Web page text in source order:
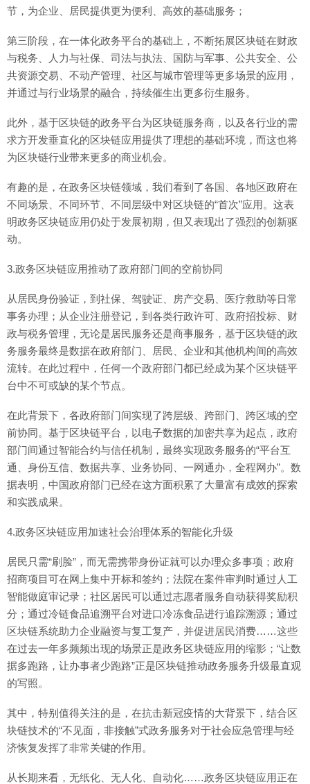
节，为企业、居民提供更为便利、高效的基础服务；
第三阶段，在一体化政务平台的基础上，不断拓展区块链在财政
与税务、人力与社保、司法与执法、国防与军事、公共安全、公
共资源交易、不动产管理、社区与城市管理等更多场景的应用，
并通过与行业场景的融合，持续催生出更多衍生服务。
此外，基于区块链的政务平台为区块链服务商，以及各行业的需
求方开发垂直化的区块链应用提供了理想的基础环境，而这也将
为区块链行业带来更多的商业机会。
有趣的是，在政务区块链领域，我们看到了各国、各地区政府在
不同场景、不同环节、不同层级中对区块链的“首次”应用。这表
明政务区块链应用仍处于发展初期，但又表现出了强烈的创新驱
动。
3.政务区块链应用推动了政府部门间的空前协同
从居民身份验证，到社保、驾驶证、房产交易、医疗救助等日常
事务办理；从企业注册登记，到各类行政许可、政府招投标、财
政与税务管理，无论是居民服务还是商事服务，基于区块链的政
务服务最终是数据在政府部门、居民、企业和其他机构间的高效
流转。在此过程中，任何一个政府部门都已经成为某个区块链平
台中不可或缺的某个节点。
在此背景下，各政府部门间实现了跨层级、跨部门、跨区域的空
前协同。基于区块链平台，以电子数据的加密共享为起点，政府
部门间通过智能合约与信任机制，最终实现政务服务的“平台互
通、身份互信、数据共享、业务协同、一网通办，全程网办”。数
据表明，中国政府部门已经在这方面积累了大量富有成效的探索
和实践成果。
4.政务区块链应用加速社会治理体系的智能化升级
居民只需“刷脸”，而无需携带身份证就可以办理众多事项；政府
招商项目可在网上集中开标和签约；法院在案件审判时通过人工
智能做庭审记录；社区居民可以通过志愿者服务自动获得奖励积
分；通过冷链食品追溯平台对进口冷冻食品进行追踪溯源；通过
区块链系统助力企业融资与复工复产，并促进居民消费……这些
在过去一年多频频出现的场景正是政务区块链应用的缩影；“让数
据多跑路，让办事者少跑路”正是区块链推动政务服务升级最直观
的写照。
其中，特别值得关注的是，在抗击新冠疫情的大背景下，结合区
块链技术的“不见面，非接触”式政务服务对于社会应急管理与经
济恢复发挥了非常关键的作用。
从长期来看，无纸化、无人化、自动化……政务区块链应用正在